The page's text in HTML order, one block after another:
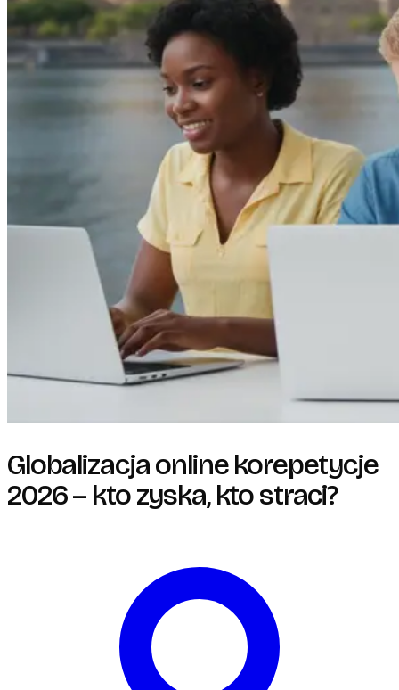
Globalizacja online korepetycje
2026 – kto zyska, kto straci?